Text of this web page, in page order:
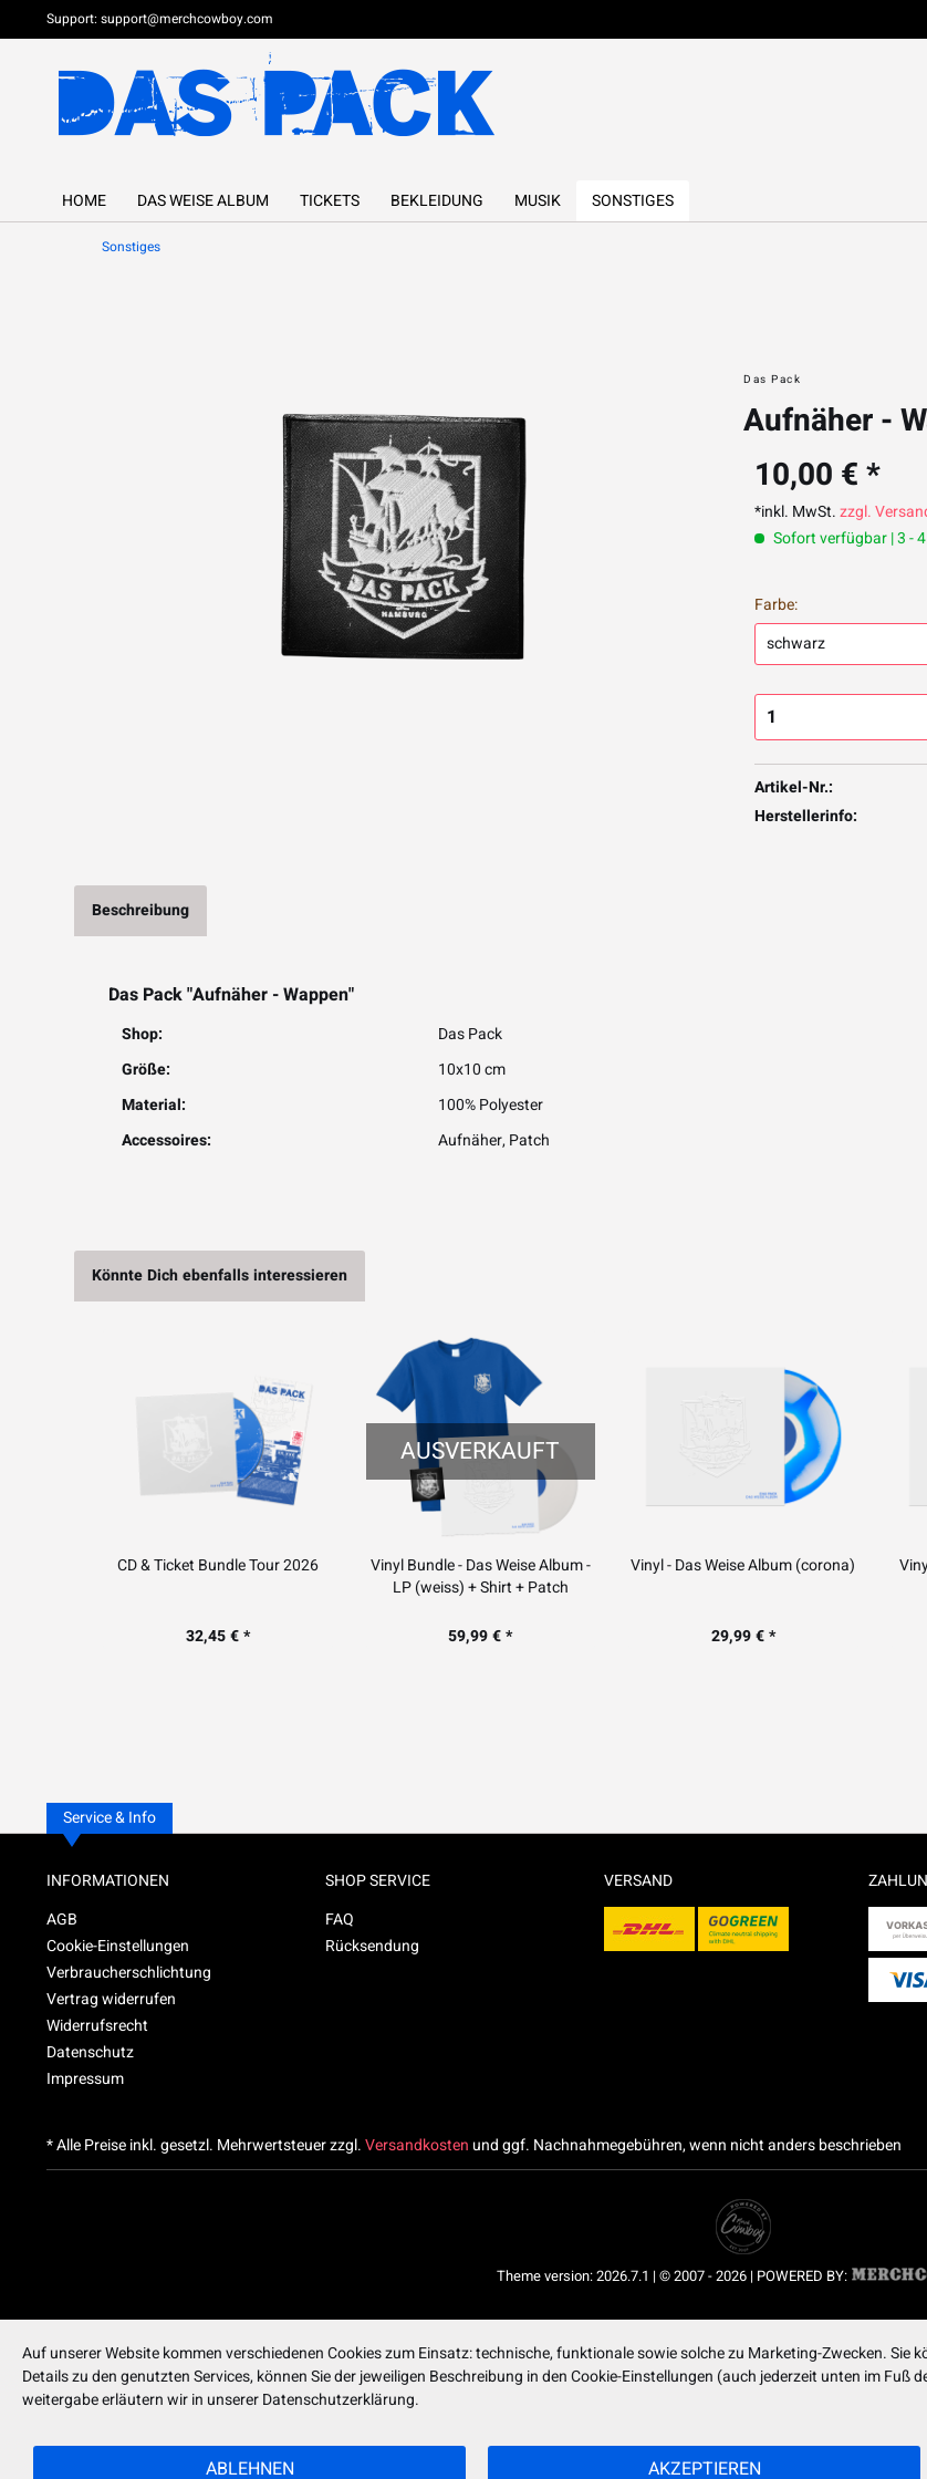
Support: support@merchcowboy.com
HOME DAS WEISE ALBUM TICKETS BEKLEIDUNG MUSIK SONSTIGES
Sonstiges
Das Pack
Aufnäher -
10,00 € *
*inkl. MwSt.zzgl.
Sofort verfügbar | 3 -
Farbe:
Artikel-Nr.:
Herstellerinfo:
Beschreibung
Das Pack "Aufnäher - Wappen"
Shop:
Das Pack
Größe:
10x10 cm
Material:
100% Polyester
Accessoires:
Aufnäher, Patch
Könnte Dich ebenfalls interessieren
CD & Ticket Bundle Tour 2026
32,45 € *
AUSVERKAUFT
Vinyl Bundle - Das Weise Album -
LP (weiss) + Shirt + Patch
59,99 € *
Vinyl - Das Weise Album (corona)
29,99 € *
Service & Info
INFORMATIONEN
AGB
Cookie-Einstellungen
Verbraucherschlichtung
Vertrag widerrufen
Widerrufsrecht
Datenschutz
Impressum
SHOP SERVICE
FAQ
Rücksendung
VERSAND
* Alle Preise inkl. gesetzl. Mehrwertsteuer zzgl.Versandkosten und ggf. Nachnahmegebühren, wenn nicht anders beschrieben
Theme version: 2026.7.1 | © 2007 - 2026 | POWERED BY:
Auf unserer Website kommen verschiedenen Cookies zum Einsatz: technische, funktionale sowie solche zu Marketing-Zwecken. Sie
Details zu den genutzten Services, können Sie der jeweiligen Beschreibung in den Cookie-Einstellungen (auch jederzeit unten im
weitergabe erläutern wir in unserer Datenschutzerklärung.
ABLEHNEN AKZEPTIEREN